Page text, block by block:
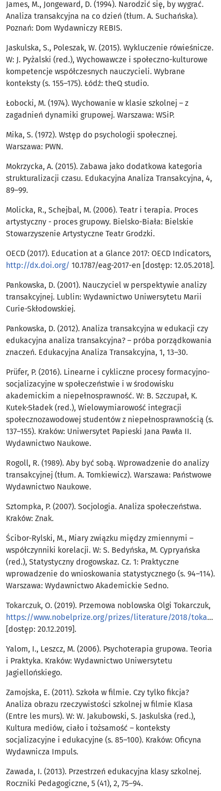
James, M., Jongeward, D. (1994). Narodzić się, by wygrać.
Analiza transakcyjna na co dzień (tłum. A. Suchańska).
Poznań: Dom Wydawniczy REBIS.
Jaskulska, S., Poleszak, W. (2015). Wykluczenie rówieśnicze.
W: J. Pyżalski (red.), Wychowawcze i społeczno-kulturowe
kompetencje współczesnych nauczycieli. Wybrane
konteksty (s. 155–175). Łódź: theQ studio.
Łobocki, M. (1974). Wychowanie w klasie szkolnej – z
zagadnień dynamiki grupowej. Warszawa: WSiP.
Mika, S. (1972). Wstęp do psychologii społecznej.
Warszawa: PWN.
Mokrzycka, A. (2015). Zabawa jako dodatkowa kategoria
strukturalizacji czasu. Edukacyjna Analiza Transakcyjna, 4,
89–99.
Molicka, R., Schejbal, M. (2006). Teatr i terapia. Proces
artystyczny - proces grupowy. Bielsko-Biała: Bielskie
Stowarzyszenie Artystyczne Teatr Grodzki.
OECD (2017). Education at a Glance 2017: OECD Indicators,
http://dx.doi.org/ 10.1787/eag-2017-en [dostęp: 12.05.2018].
Pankowska, D. (2001). Nauczyciel w perspektywie analizy
transakcyjnej. Lublin: Wydawnictwo Uniwersytetu Marii
Curie-Skłodowskiej.
Pankowska, D. (2012). Analiza transakcyjna w edukacji czy
edukacyjna analiza transakcyjna? – próba porządkowania
znaczeń. Edukacyjna Analiza Transakcyjna, 1, 13–30.
Prüfer, P. (2016). Linearne i cykliczne procesy formacyjno-
socjalizacyjne w społeczeństwie i w środowisku
akademickim a niepełnosprawność. W: B. Szczupał, K.
Kutek-Sładek (red.), Wielowymiarowość integracji
społecznozawodowej studentów z niepełnosprawnością (s.
137–155). Kraków: Uniwersytet Papieski Jana Pawła II.
Wydawnictwo Naukowe.
Rogoll, R. (1989). Aby być sobą. Wprowadzenie do analizy
transakcyjnej (tłum. A. Tomkiewicz). Warszawa: Państwowe
Wydawnictwo Naukowe.
Sztompka, P. (2007). Socjologia. Analiza społeczeństwa.
Kraków: Znak.
Ścibor-Rylski, M., Miary związku między zmiennymi –
współczynniki korelacji. W: S. Bedyńska, M. Cypryańska
(red.), Statystyczny drogowskaz. Cz. 1: Praktyczne
wprowadzenie do wnioskowania statystycznego (s. 94–114).
Warszawa: Wydawnictwo Akademickie Sedno.
Tokarczuk, O. (2019). Przemowa noblowska Olgi Tokarczuk,
https://www.nobelprize.org/prizes/literature/2018/tokarczuk/lecture/
[dostęp: 20.12.2019].
Yalom, I., Leszcz, M. (2006). Psychoterapia grupowa. Teoria
i Praktyka. Kraków: Wydawnictwo Uniwersytetu
Jagiellońskiego.
Zamojska, E. (2011). Szkoła w filmie. Czy tylko fikcja?
Analiza obrazu rzeczywistości szkolnej w filmie Klasa
(Entre les murs). W: W. Jakubowski, S. Jaskulska (red.),
Kultura mediów, ciało i tożsamość – konteksty
socjalizacyjne i edukacyjne (s. 85–100). Kraków: Oficyna
Wydawnicza Impuls.
Zawada, I. (2013). Przestrzeń edukacyjna klasy szkolnej.
Roczniki Pedagogiczne, 5 (41), 2, 75–94.